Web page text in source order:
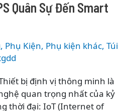
Quân Sự Đến Smart
, Phụ Kiện, Phụ kiện khác, Túi
bị định vị thông minh là
quan trọng nhất của kỷ
thời đại: IoT (Internet of